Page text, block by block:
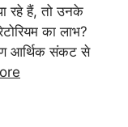
रहे हैं, तो उनके
का लाभ?
आर्थिक संकट से